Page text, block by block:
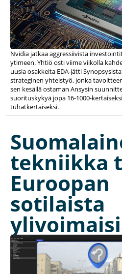
Nvidia jatkaa aggressiivista
ytimeen. Yhtiö osti viime viikolla
uusia osakkeita EDA-jätti
strateginen yhteistyö, jonka
sen kesällä ostaman Ansysin
suorituskykyä jopa 16-1000-
tuhatkertaiseksi.
tekniikka
Euroopan
sotilaista